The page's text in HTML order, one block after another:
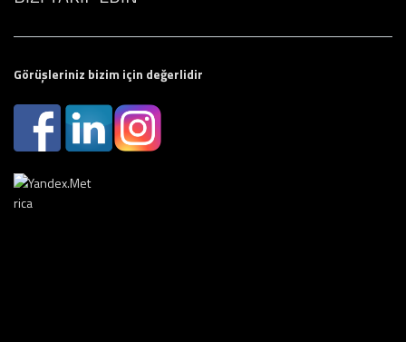
Görüşleriniz bizim için değerlidir